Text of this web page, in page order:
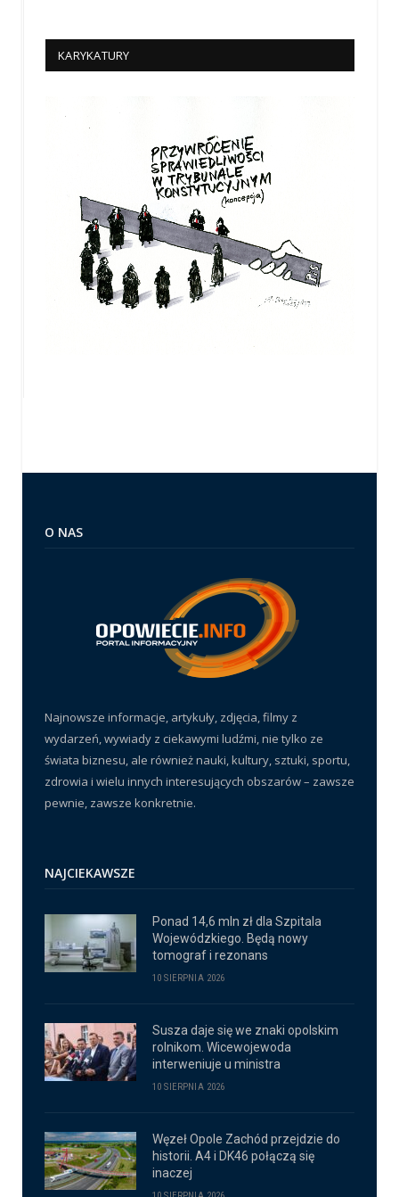
KARYKATURY
O NAS
Najnowsze informacje, artykuły, zdjęcia, filmy z
wydarzeń, wywiady z ciekawymi ludźmi, nie tylko ze
świata biznesu, ale również nauki, kultury, sztuki, sportu,
zdrowia i wielu innych interesujących obszarów – zawsze
pewnie, zawsze konkretnie.
NAJCIEKAWSZE
Ponad 14,6 mln zł dla Szpitala
Wojewódzkiego. Będą nowy
tomograf i rezonans
10 SIERPNIA 2026
Susza daje się we znaki opolskim
rolnikom. Wicewojewoda
interweniuje u ministra
10 SIERPNIA 2026
Węzeł Opole Zachód przejdzie do
historii. A4 i DK46 połączą się
inaczej